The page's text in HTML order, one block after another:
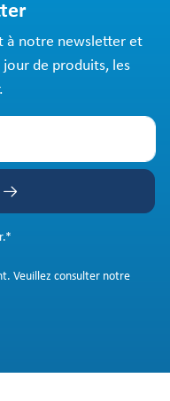
à notre newsletter et
jour de produits, les
*
Veuillez consulter notre